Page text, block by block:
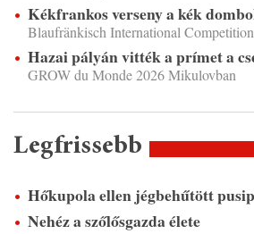
Kékfrankos verseny a kék
Blaufränkisch International
Hazai pályán vitték a prímet a
GROW du Monde 2026 Mikulovban
Legfrissebb
Hőkupola ellen jégbehűtött
Nehéz a szőlősgazda élete